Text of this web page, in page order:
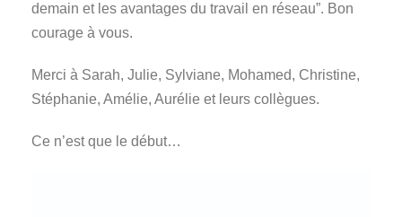
demain et les avantages du travail en réseau”. Bon
courage à vous.
Merci à Sarah, Julie, Sylviane, Mohamed, Christine,
Stéphanie, Amélie, Aurélie et leurs collègues.
Ce n’est que le début…